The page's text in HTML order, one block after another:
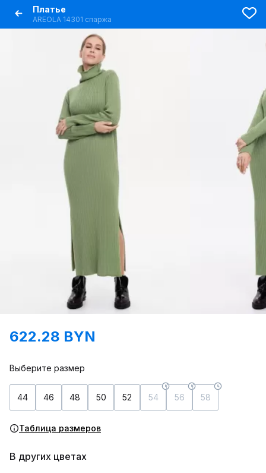
Платье
AREOLA 14301 спаржа
622.28 BYN
Выберите размер
44 46 48 50 52 54 56 58
Таблица размеров
В других цветах